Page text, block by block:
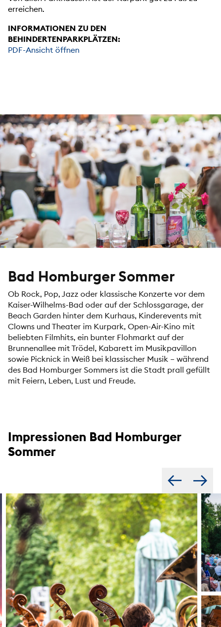
erreichen.
INFORMATIONEN ZU DEN
BEHINDERTENPARKPLÄTZEN:
PDF-Ansicht öffnen
Bad Homburger Sommer
Ob Rock, Pop, Jazz oder klassische Konzerte vor dem
Kaiser-Wilhelms-Bad oder auf der Schlossgarage, der
Beach Garden hinter dem Kurhaus, Kinderevents mit
Clowns und Theater im Kurpark, Open-Air-Kino mit
beliebten Filmhits, ein bunter Flohmarkt auf der
Brunnenallee mit Trödel, Kabarett im Musikpavillon
sowie Picknick in Weiß bei klassischer Musik – während
des Bad Homburger Sommers ist die Stadt prall gefüllt
mit Feiern, Leben, Lust und Freude.
Impressionen Bad Homburger
Sommer